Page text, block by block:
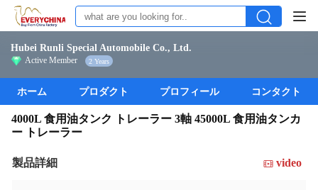
Hubei Runli Special Automobile Co., Ltd.
Active Member 2 Years
ホーム プロダクト プロフィール コンタクト
4000L 食用油タンク トレーラー 3軸 45000L 食用油タンカ
ー トレーラー
製品詳細 video